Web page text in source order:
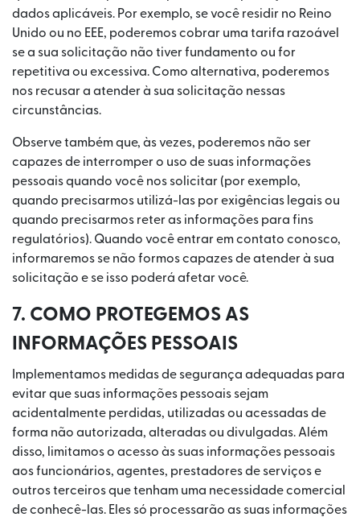
dados aplicáveis. Por exemplo, se você residir no Reino
Unido ou no EEE, poderemos cobrar uma tarifa razoável
se a sua solicitação não tiver fundamento ou for
repetitiva ou excessiva. Como alternativa, poderemos
nos recusar a atender à sua solicitação nessas
circunstâncias.
Observe também que, às vezes, poderemos não ser
capazes de interromper o uso de suas informações
pessoais quando você nos solicitar (por exemplo,
quando precisarmos utilizá-las por exigências legais ou
quando precisarmos reter as informações para fins
regulatórios). Quando você entrar em contato conosco,
informaremos se não formos capazes de atender à sua
solicitação e se isso poderá afetar você.
7. COMO PROTEGEMOS AS
INFORMAÇÕES PESSOAIS
Implementamos medidas de segurança adequadas para
evitar que suas informações pessoais sejam
acidentalmente perdidas, utilizadas ou acessadas de
forma não autorizada, alteradas ou divulgadas. Além
disso, limitamos o acesso às suas informações pessoais
aos funcionários, agentes, prestadores de serviços e
outros terceiros que tenham uma necessidade comercial
de conhecê-las. Eles só processarão as suas informações